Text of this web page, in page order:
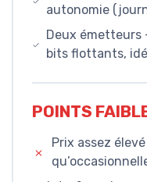
autonomie
Deux émetteurs
bits flottants,
POINTS
Prix assez